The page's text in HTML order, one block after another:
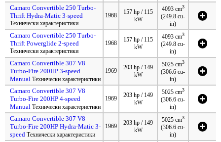
Camaro Convertible 250 Turbo-
Thrift Hydra-Matic 3-speed
Технически характеристики
1968
157 hp / 115
kW
4093 cm3
(249.8 cu-
in)
Camaro Convertible 250 Turbo-
Thrift Powerglide 2-speed
Технически характеристики
1968
157 hp / 115
kW
4093 cm3
(249.8 cu-
in)
Camaro Convertible 307 V8
Turbo-Fire 200HP 3-speed
Manual Технически характеристики
1969
203 hp / 149
kW
5025 cm3
(306.6 cu-
in)
Camaro Convertible 307 V8
Turbo-Fire 200HP 4-speed
Manual Технически характеристики
1969
203 hp / 149
kW
5025 cm3
(306.6 cu-
in)
Camaro Convertible 307 V8
Turbo-Fire 200HP Hydra-Matic 3-
speed Технически характеристики
1969
203 hp / 149
kW
5025 cm3
(306.6 cu-
in)